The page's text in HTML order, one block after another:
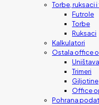
Torbe, ruksaci
Futrole
Torbe
Ruksaci
Kalkulatori
Ostala office
Trimeri
Giljotine
Office
Pohrana